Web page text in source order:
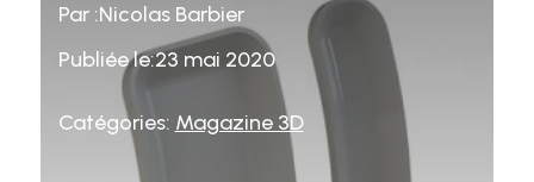
Par :Nicolas Barbier
Publiée le:23 mai 2020
Catégories: Magazine 3D